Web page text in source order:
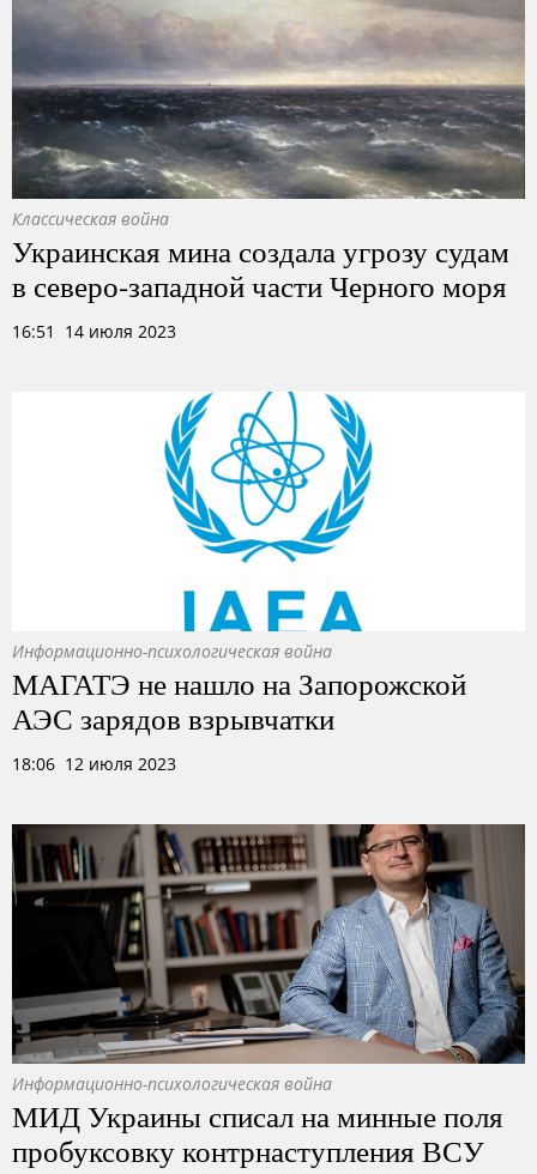
Классическая война
Украинская мина создала угрозу судам
в северо-западной части Черного моря
16:51 14 июля 2023
Информационно-психологическая война
МАГАТЭ не нашло на Запорожской
АЭС зарядов взрывчатки
18:06 12 июля 2023
Информационно-психологическая война
МИД Украины списал на минные поля
пробуксовку контрнаступления ВСУ